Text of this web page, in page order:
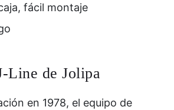
fácil montaje
Line de Jolipa
en 1978, el equipo de